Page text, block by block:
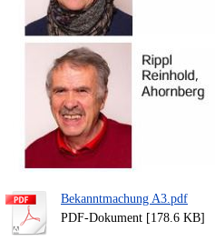
Bekanntmachung A3.pdf
PDF-Dokument [178.6 KB]